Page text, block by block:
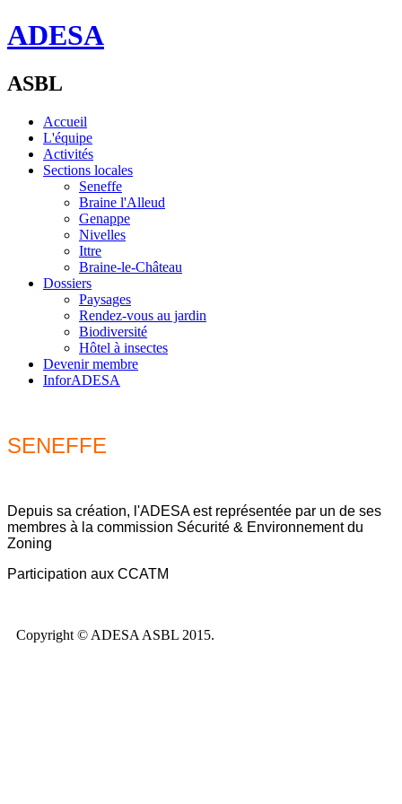
ADESA
ASBL
Accueil
L'équipe
Activités
Sections locales
Seneffe
Braine l'Alleud
Genappe
Nivelles
Ittre
Braine-le-Château
Dossiers
Paysages
Rendez-vous au jardin
Biodiversité
Hôtel à insectes
Devenir membre
InforADESA
SENEFFE
Depuis sa création, l'ADESA est représentée par un de ses
membres à la commission Sécurité & Environnement du
Zoning
Participation aux CCATM
Copyright © ADESA ASBL 2015.